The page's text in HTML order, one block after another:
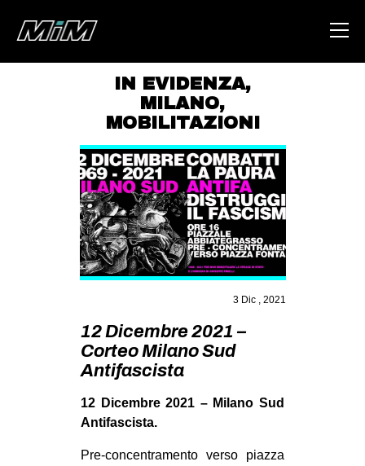
HOME
AREA
DEGENERAZIONE
GAZA FREESTYLE
CSOA LAMBRETTA
ZAM
MILANO
MOBILITAZIONI
SPORT POPOLARE
IN EVIDENZA,
MILANO,
MOBILITAZIONI
3 Dic , 2021
12 Dicembre 2021 –
Corteo Milano Sud
Antifascista
12 Dicembre 2021 – Milano Sud
Antifascista.
Pre-concentramento verso piazza